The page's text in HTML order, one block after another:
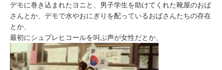
デモに巻き込まれたヨニと、男子学生を助けてくれた靴屋のおば
さんとか、デモで水やおにぎりを配っているおばさんたちの存在
とか、
最初にシュプレヒコールを叫ぶ声が女性だとか、